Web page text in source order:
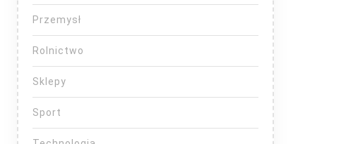
Przemysł
Rolnictwo
Sklepy
Sport